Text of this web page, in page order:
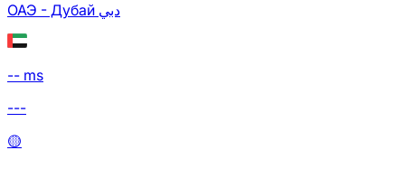
ОАЭ - Дубай دبي
-- ms
---
🟡